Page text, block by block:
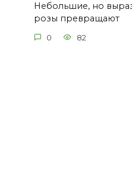
Небольшие, но
розы превращают
0 82